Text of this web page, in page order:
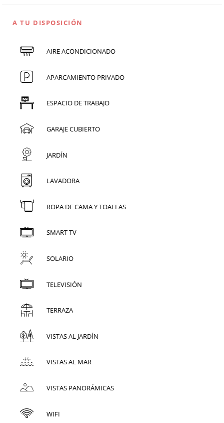
A TU DISPOSICIÓN
AIRE ACONDICIONADO
APARCAMIENTO PRIVADO
ESPACIO DE TRABAJO
GARAJE CUBIERTO
JARDÍN
LAVADORA
ROPA DE CAMA Y TOALLAS
SMART TV
SOLARIO
TELEVISIÓN
TERRAZA
VISTAS AL JARDÍN
VISTAS AL MAR
VISTAS PANORÁMICAS
WIFI